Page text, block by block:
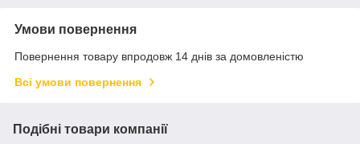
Умови повернення
Повернення товару впродовж 14 днів за домовленістю
Всі умови повернення
Подібні товари компанії